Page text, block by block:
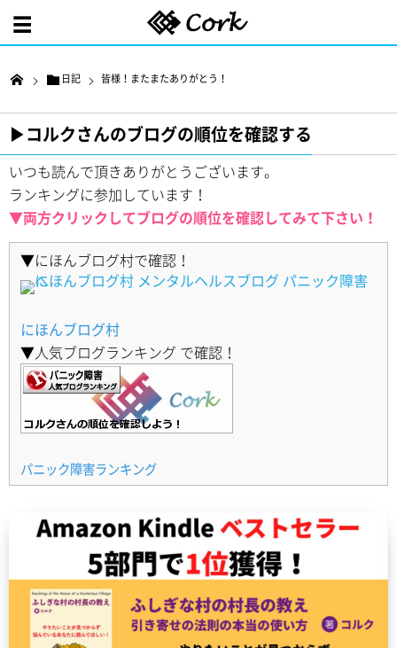
日記 皆様！またまたありがとう！
▶︎コルクさんのブログの順位を確認する
いつも読んで頂きありがとうございます。
ランキングに参加しています！
▼両方クリックしてブログの順位を確認してみて下さい！
▼にほんブログ村で確認！
にほんブログ村
▼人気ブログランキング で確認！
パニック障害ランキング